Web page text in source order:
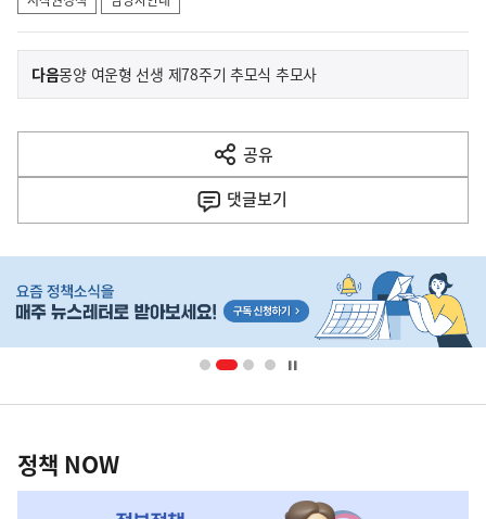
이
전
다
음
다음기
사
몽양 여운형 선생 제78주기 추모식 추모사
공유
열
기
댓글보기
단
영
책
NOW,
정책 NOW